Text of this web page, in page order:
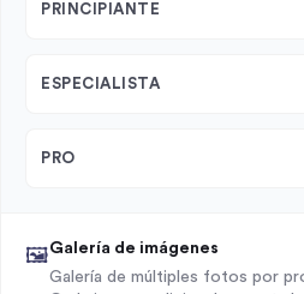
PRINCIPIANTE
ESPECIALISTA
PRO
🖼️Galería de imágenes
Galería de múltiples fotos por